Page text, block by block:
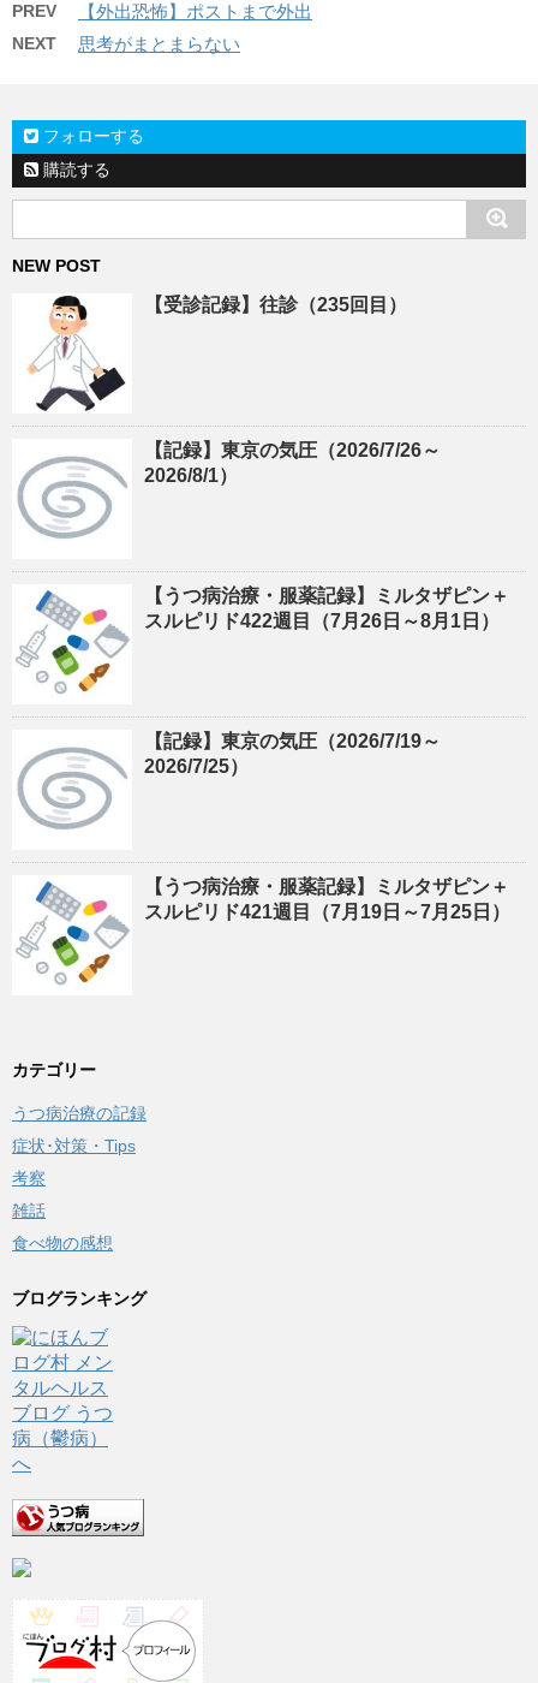
PREV 【外出恐怖】ポストまで外出
NEXT 思考がまとまらない
フォローする
購読する
NEW POST
【受診記録】往診（235回目）
【記録】東京の気圧（2026/7/26～
2026/8/1）
【うつ病治療・服薬記録】ミルタザピン＋
スルピリド422週目（7月26日～8月1日）
【記録】東京の気圧（2026/7/19～
2026/7/25）
【うつ病治療・服薬記録】ミルタザピン＋
スルピリド421週目（7月19日～7月25日）
カテゴリー
うつ病治療の記録
症状･対策・Tips
考察
雑話
食べ物の感想
ブログランキング